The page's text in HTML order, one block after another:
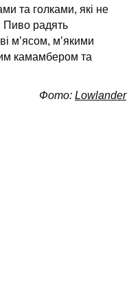
та голками, які не
Пиво радять
м’ясом, м’якими
камамбером та
Фото: Lowlander